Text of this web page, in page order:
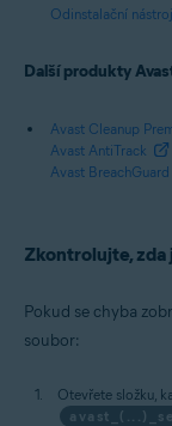
Enterprise /
Update, 32/64bitový
Odinstalační
Další produkty
Avast Cleanup
Avast AntiTrack
Avast BreachGuard
Zkontrolujte, zda
Pokud se chyba
soubor:
Otevřete složku,